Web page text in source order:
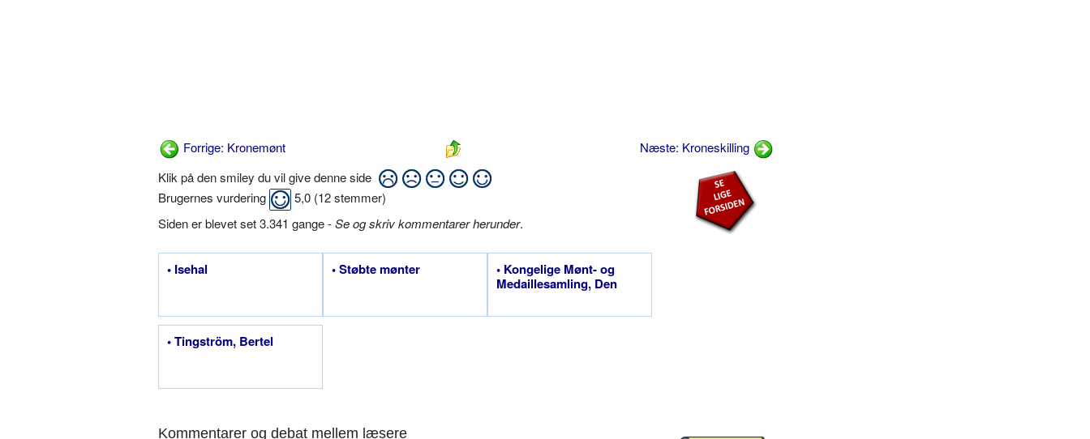
Forrige: Kronemønt
Næste: Kroneskilling
Klik på den smiley du vil give denne side
Brugernes vurdering
5,0 (12stemmer)
Siden er blevet set 3.341 gange -Se og skriv kommentarer herunder.
• Isehal • Støbte mønter
• Kongelige Mønt- og
Medaillesamling, Den
• Tingström, Bertel
Kommentarer og debat mellem læsere